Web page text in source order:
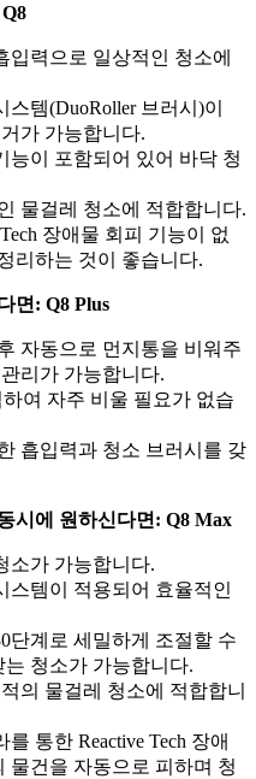
입력으로 일상적인 청소에
스템(DuoRoller 브러시)이
가 가능합니다.
능이 포함되어 있어 바닥 청
물걸레 청소에 적합합니다.
Tech 장애물 회피 기능이 없
리하는 것이 좋습니다.
면: Q8 Plus
자동으로 먼지통을 비워주
리가 가능합니다.
여 자주 비울 필요가 없습
흡입력과 청소 브러시를 갖
시에 원하신다면: Q8 Max
소가 가능합니다.
스템이 적용되어 효율적인
단계로 세밀하게 조절할 수
청소가 가능합니다.
의 물걸레 청소에 적합합니
를 통한 Reactive Tech 장애
물건을 자동으로 피하며 청